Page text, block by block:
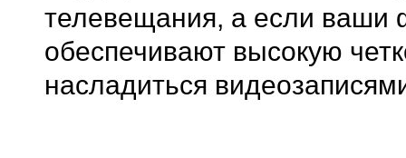
телевещания, а если ваши
обеспечивают высокую
насладиться